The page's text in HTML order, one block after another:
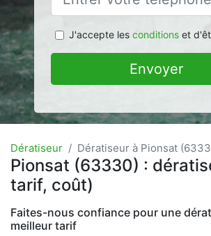
J'accepte les conditionset
Envoyer
Dératiseur Dératiseur à Pionsat
Pionsat (63330) :
tarif, coût)
Faites-nous confiance pour une
meilleur tarif